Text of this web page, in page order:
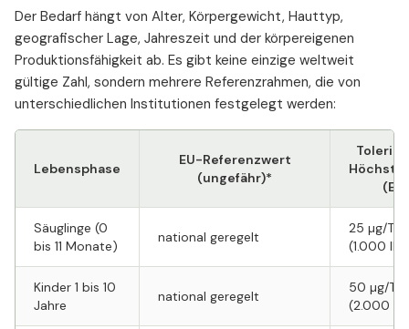
Der Bedarf hängt von Alter, Körpergewicht, Hauttyp,
geografischer Lage, Jahreszeit und der körpereigenen
Produktionsfähigkeit ab. Es gibt keine einzige weltweit
gültige Zahl, sondern mehrere Referenzrahmen, die von
unterschiedlichen Institutionen festgelegt werden:
Lebensphase
EU-Referenzwert
(ungefähr)*
(EU)
Säuglinge (0
bis 11 Monate)
national geregelt
25 µg/Tag
(1.000 IE)
Kinder 1 bis 10
Jahre
national geregelt
50 µg/Tag
(2.000